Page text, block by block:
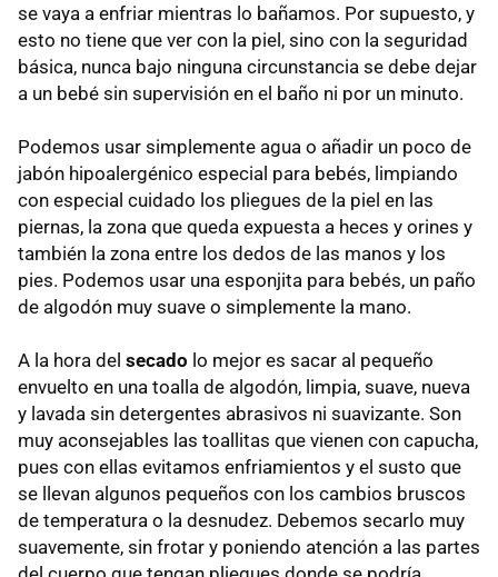
se vaya a enfriar mientras lo bañamos. Por supuesto, y
esto no tiene que ver con la piel, sino con la seguridad
básica, nunca bajo ninguna circunstancia se debe dejar
a un bebé sin supervisión en el baño ni por un minuto.
Podemos usar simplemente agua o añadir un poco de
jabón hipoalergénico especial para bebés, limpiando
con especial cuidado los pliegues de la piel en las
piernas, la zona que queda expuesta a heces y orines y
también la zona entre los dedos de las manos y los
pies. Podemos usar una esponjita para bebés, un paño
de algodón muy suave o simplemente la mano.
A la hora del secado lo mejor es sacar al pequeño
envuelto en una toalla de algodón, limpia, suave, nueva
y lavada sin detergentes abrasivos ni suavizante. Son
muy aconsejables las toallitas que vienen con capucha,
pues con ellas evitamos enfriamientos y el susto que
se llevan algunos pequeños con los cambios bruscos
de temperatura o la desnudez. Debemos secarlo muy
suavemente, sin frotar y poniendo atención a las partes